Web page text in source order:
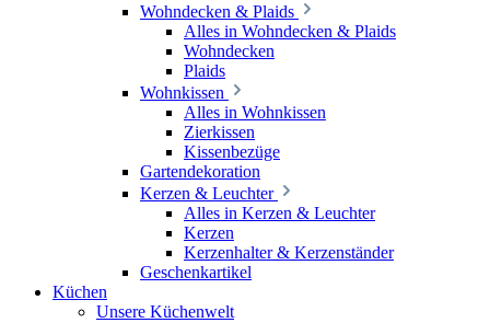
Wohndecken & Plaids
Alles in Wohndecken & Plaids
Wohndecken
Plaids
Wohnkissen
Alles in Wohnkissen
Zierkissen
Kissenbezüge
Gartendekoration
Kerzen & Leuchter
Alles in Kerzen & Leuchter
Kerzen
Kerzenhalter & Kerzenständer
Geschenkartikel
Küchen
Unsere Küchenwelt